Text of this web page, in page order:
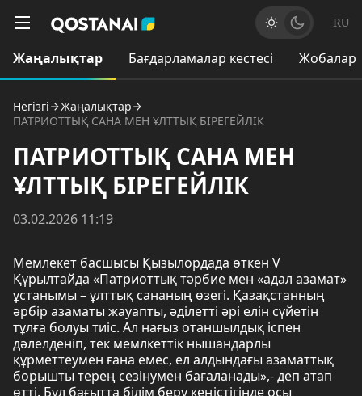
RU
Жаңалықтар Бағдарламалар кестесі Жобалар
Негізгі
Жаңалықтар
ПАТРИОТТЫҚ САНА МЕН ҰЛТТЫҚ БІРЕГЕЙЛІК
ПАТРИОТТЫҚ САНА МЕН
ҰЛТТЫҚ БІРЕГЕЙЛІК
03.02.2026 11:19
Мемлекет басшысы Қызылордада өткен V
Құрылтайда «Патриоттық тәрбие мен «адал азамат»
ұстанымы – ұлттық сананың өзегі. Қазақстанның
әрбір азаматы жауапты, әділетті әрі елін сүйетін
тұлға болуы тиіс. Ал нағыз отаншылдық іспен
дәлелденіп, тек мемлкеттік нышандарлы
құрметтеумен ғана емес, ел алдындағы азаматтық
борышты терең сезінумен бағаланады»,- деп атап
өтті. Бұл бағытта білім беру кеңістігінде осы